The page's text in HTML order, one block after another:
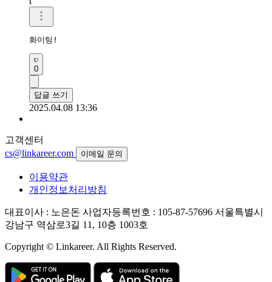
화이팅!
0
답글 쓰기
2025.04.08 13:36
고객센터
cs@linkareer.com
이메일 문의
이용약관
개인정보처리방침
대표이사 : 노은돈 사업자등록번호 : 105-87-57696 서울특별시
강남구 역삼로3길 11, 10층 1003호
Copyright © Linkareer. All Rights Reserved.